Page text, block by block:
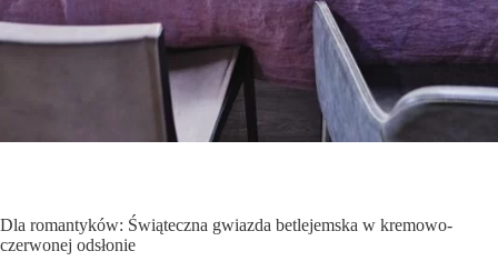
Dla romantyków: Świąteczna gwiazda betlejemska w kremowo-
czerwonej odsłonie